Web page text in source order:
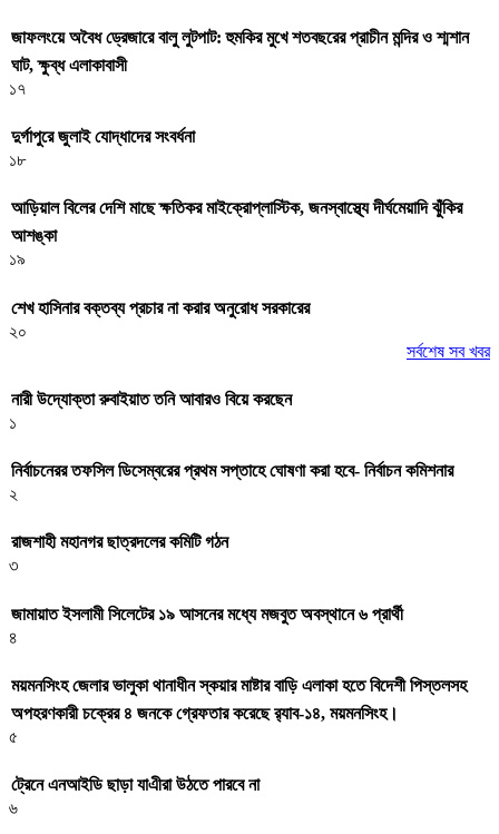
জাফলংয়ে অবৈধ ড্রেজারে বালু লুটপাট: হুমকির মুখে শতবছরের প্রাচীন মন্দির ও শ্মশান
ঘাট, ক্ষুব্ধ এলাকাবাসী
১৭
দুর্গাপুরে জুলাই যোদ্ধাদের সংবর্ধনা
১৮
আড়িয়াল বিলের দেশি মাছে ক্ষতিকর মাইক্রোপ্লাস্টিক, জনস্বাস্থ্যে দীর্ঘমেয়াদি ঝুঁকির
আশঙ্কা
১৯
শেখ হাসিনার বক্তব্য প্রচার না করার অনুরোধ সরকারের
২০
সর্বশেষ সব খবর
নারী উদ্যোক্তা রুবাইয়াত তনি আবারও বিয়ে করছেন
১
নির্বাচনেরর তফসিল ডিসেম্বরের প্রথম সপ্তাহে ঘোষণা করা হবে- নির্বাচন কমিশনার
২
রাজশাহী মহানগর ছাত্রদলের কমিটি গঠন
৩
জামায়াত ইসলামী সিলেটের ১৯ আসনের মধ্যে মজবুত অবস্থানে ৬ প্রার্থী
৪
ময়মনসিংহ জেলার ভালুকা থানাধীন স্কয়ার মাষ্টার বাড়ি এলাকা হতে বিদেশী পিস্তলসহ
অপহরণকারী চক্রের ৪ জনকে গ্রেফতার করেছে র‌্যাব-১৪, ময়মনসিংহ।
৫
ট্রেনে এনআইডি ছাড়া যাএীরা উঠতে পারবে না
৬